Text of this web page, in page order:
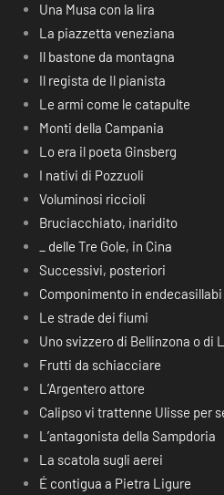
Una Musa con la lira
La piazzetta veneziana
Il bastone da montagna
Il regista de Il pianista
Le armi come le catapulte
Monti della Campania
Lo era il poeta Ginsberg
I nativi di Pozzuoli
Voluminosi riccioli
Bruciacchiato, inaridito
_ delle Tre Gole, in Cina
Successivi, posteriori
Componimento in
Le strade dei fiumi
Uno svizzero di Bellinzona o di
Frutti da schiacciare
L’Argentero attore
Calipso vi trattenne Ulisse per
L’antagonista della Sampdoria
La scatola sugli aerei
É contigua a Pietra Ligure